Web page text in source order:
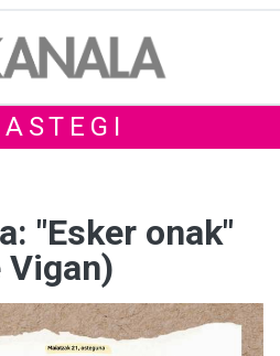
"Esker onak"
Vigan)